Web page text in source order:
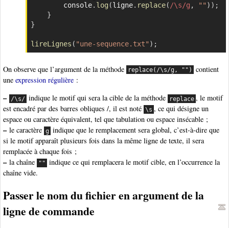
        console
. log (ligne. replace( /\s/g , "" ) ) ;
}
}
lireLignes ( "une-sequence.txt" ) ;
On observe que l’argument de la méthode replace(/\s/g, "")
contient
une expression régulière :
– /\s/ indique le motif qui sera la cible de la méthode replace , le motif
est encadré par des barres obliques /, il est noté \s , ce qui désigne un
espace ou caractère équivalent, tel que tabulation ou espace insécable ;
–le caractère g indique que le remplacement sera global, c’est-à-dire que
si le motif apparaît plusieurs fois dans la même ligne de texte, il sera
remplacée à chaque fois ;
–la chaîne "" indique ce qui remplacera le motif cible, en l’occurrence la
chaîne vide.
Passer le nom du fichier en argument de la
ligne de commande